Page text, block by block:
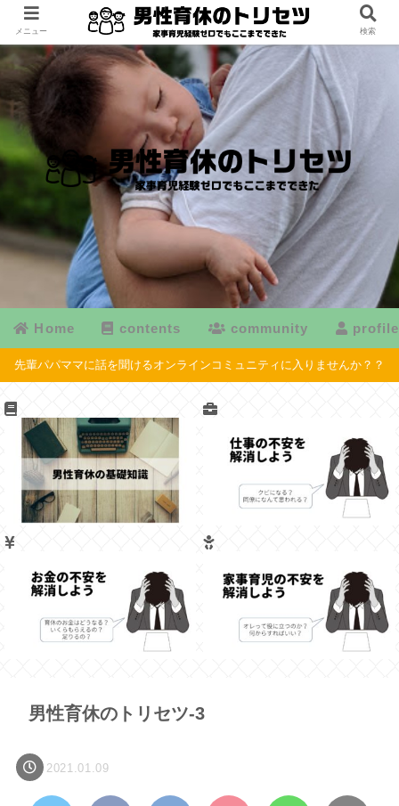
Home contents community profile
先輩パパママに話を聞けるオンラインコミュニティに入りませんか？？
男性育休のトリセツ-3
2021.01.09
メニュー 検索